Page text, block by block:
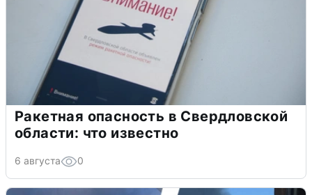
Ракетная опасность в Свердловской
области: что известно
6 августа 0